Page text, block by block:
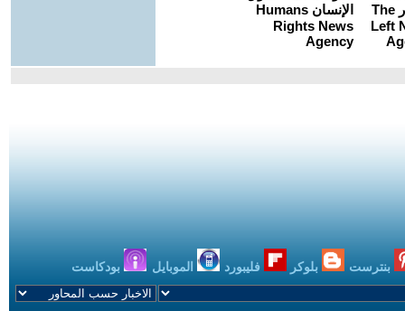
بنترست بلوكر فليبورد الموبايل بودكاست